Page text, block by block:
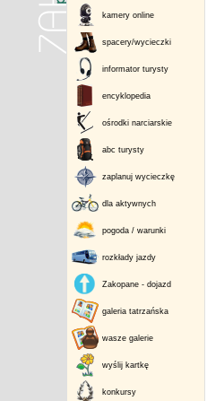
kamery online
spacery/wycieczki
informator turysty
encyklopedia
ośrodki narciarskie
abc turysty
zaplanuj wycieczkę
dla aktywnych
pogoda / warunki
rozkłady jazdy
Zakopane - dojazd
galeria tatrzańska
wasze galerie
wyślij kartkę
konkursy